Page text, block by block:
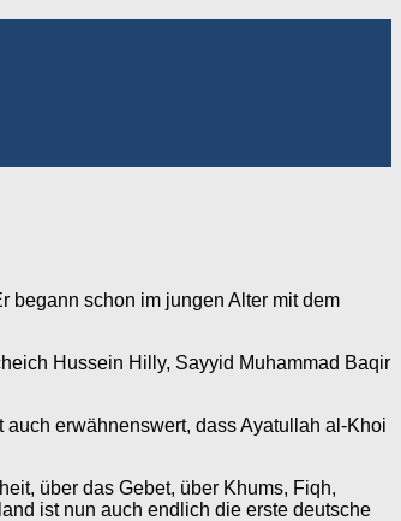
begann schon im jungen Alter mit dem
Hussein Hilly, Sayyid Muhammad Baqir
erwähnenswert, dass Ayatullah al-Khoi
über das Gebet, über Khums, Fiqh,
ist nun auch endlich die erste deutsche